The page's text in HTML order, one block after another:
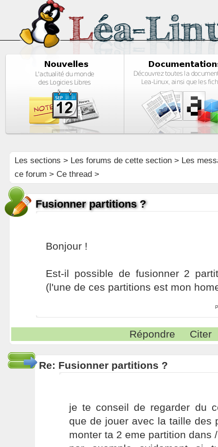
Les sections > Les forums de cette section> Les
ce forum > Ce thread >
Fusionner partitions ?
Bonjour !
Est-il possible de fusionner 2
(l'une de ces partitions est mon
Répondre Citer
Re: Fusionner partitions ?
je te conseil de regarder du
que de jouer avec la taille des
monter ta 2 eme partition dans